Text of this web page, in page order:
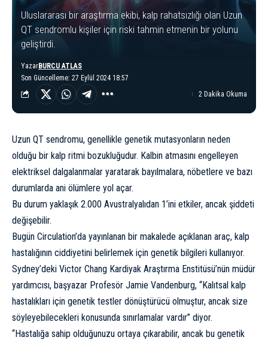
Uluslararası bir araştırma ekibi, kalp rahatsızlığı olan Uzun
QT sendromlu kişiler için riski tahmin etmenin bir yolunu
geliştirdi.
Son Güncelleme: 27 Eylül 2024 18:57
YazarBURCU ATLAS
2 Dakika Okuma
Uzun QT sendromu, genellikle genetik mutasyonların neden
olduğu bir kalp ritmi bozukluğudur. Kalbin atmasını engelleyen
elektriksel dalgalanmalar yaratarak bayılmalara, nöbetlere ve bazı
durumlarda ani ölümlere yol açar.
Bu durum yaklaşık 2.000 Avustralyalıdan 1’ini etkiler, ancak şiddeti
değişebilir.
Bugün Circulation’da yayınlanan bir makalede açıklanan araç, kalp
hastalığının ciddiyetini belirlemek için genetik bilgileri kullanıyor.
Sydney’deki Victor Chang Kardiyak Araştırma Enstitüsü’nün müdür
yardımcısı, başyazar Profesör Jamie Vandenburg, “Kalıtsal kalp
hastalıkları için genetik testler dönüştürücü olmuştur, ancak size
söyleyebilecekleri konusunda sınırlamalar vardır” diyor.
“Hastalığa sahip olduğunuzu ortaya çıkarabilir, ancak bu genetik